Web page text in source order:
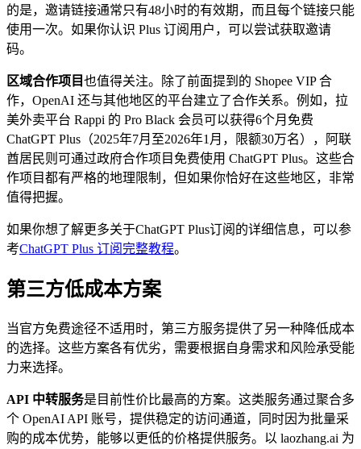
的是，邀请链接通常只有48小时的有效期，而且每个链接只能
使用一次。如果你认识 Plus 订阅用户，可以尝试获取邀请
码。
区域合作项目也值得关注。除了前面提到的 Shopee VIP 合
作，OpenAI 还与其他地区的平台建立了合作关系。例如，拉
美外卖平台 Rappi 的 Pro Black 会员可以获得6个月免费
ChatGPT Plus（2025年7月至2026年1月，限额30万名），阿联
酋居民则可通过政府合作项目免费使用 ChatGPT Plus。这些合
作项目都有严格的地理限制，但如果你恰好在这些地区，非常
值得把握。
如果你想了解更多关于ChatGPT Plus订阅的详细信息，可以参
考ChatGPT Plus 订阅完整教程。
第三方低成本方案
当官方免费途径不适用时，第三方服务提供了另一种降低成本
的选择。这些方案各有优劣，需要根据自身需求和风险承受能
力来选择。
API 中转服务是目前性价比最高的方案。这类服务通过聚合多
个 OpenAI API 账号，提供稳定的访问通道，同时因为批量采
购的成本优势，能够以更低的价格提供服务。以 laozhang.ai 为